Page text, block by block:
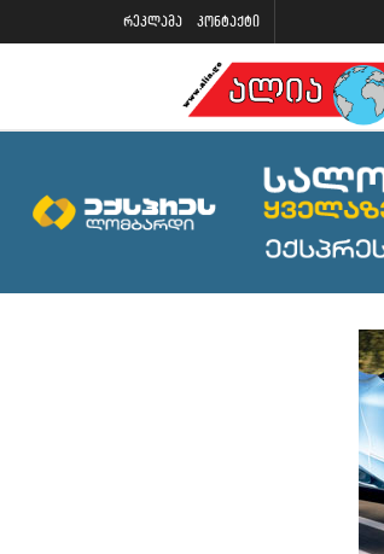
რეკლამა კონტაქტი